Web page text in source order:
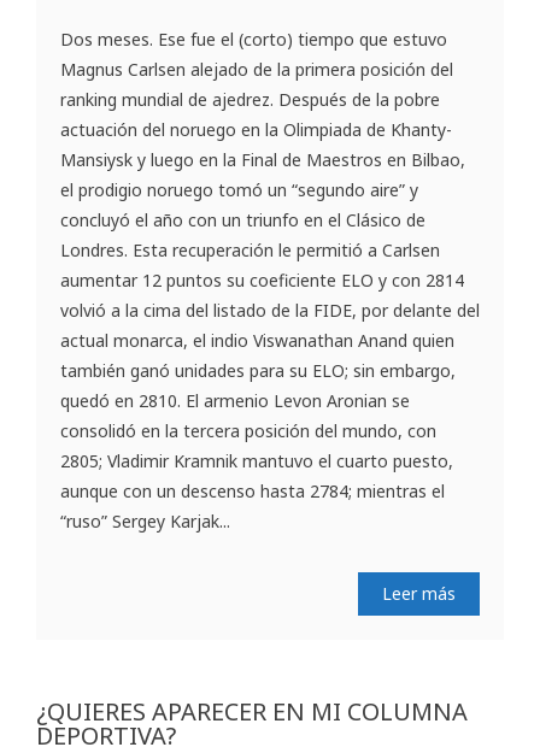
Dos meses. Ese fue el (corto) tiempo que estuvo
Magnus Carlsen alejado de la primera posición del
ranking mundial de ajedrez. Después de la pobre
actuación del noruego en la Olimpiada de Khanty-
Mansiysk y luego en la Final de Maestros en Bilbao,
el prodigio noruego tomó un “segundo aire” y
concluyó el año con un triunfo en el Clásico de
Londres. Esta recuperación le permitió a Carlsen
aumentar 12 puntos su coeficiente ELO y con 2814
volvió a la cima del listado de la FIDE, por delante del
actual monarca, el indio Viswanathan Anand quien
también ganó unidades para su ELO; sin embargo,
quedó en 2810. El armenio Levon Aronian se
consolidó en la tercera posición del mundo, con
2805; Vladimir Kramnik mantuvo el cuarto puesto,
aunque con un descenso hasta 2784; mientras el
“ruso” Sergey Karjak...
Leer más
¿QUIERES APARECER EN MI COLUMNA
DEPORTIVA?